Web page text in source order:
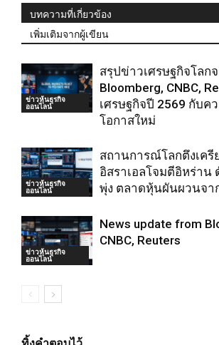
บทความที่เกี่ยวข้อง
เพิ่มเติมจากผู้เขียน
ข่าวหุ้นธุรกิจ
ออนไลน์
สรุปข่าวเศรษฐกิจโลก
Bloomberg, CNBC,
เศรษฐกิจปี 2569 กับค
โอกาสใหม่
ข่าวหุ้นธุรกิจ
ออนไลน์
สถานการณ์โลกตึงเครี
อิสราเอลโจมตีอิหร่า
พุ่ง ตลาดหุ้นผันผวนจา
ข่าวหุ้นธุรกิจ
ออนไลน์
News update from
CNBC, Reuters